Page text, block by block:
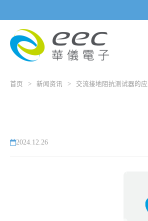
首页 > 新闻资讯 > 交流接地阻抗测试器的
2024.12.26